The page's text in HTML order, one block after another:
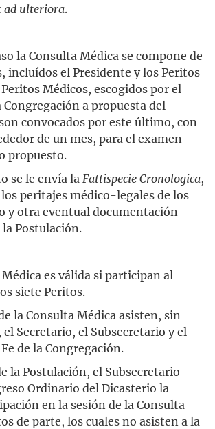
ad ulteriora.
la Consulta Médica se compone de
incluídos el Presidente y los Peritos
Médicos, escogidos por el
Congregación a propuesta del
convocados por este último, con
de un mes, para el examen
propuesto.
se le envía la Fattispecie Cronologica,
los peritajes médico-legales de los
y otra eventual documentación
Postulación.
Médica es válida si participan al
siete Peritos.
la Consulta Médica asisten, sin
Secretario, el Subsecretario y el
de la Congregación.
la Postulación, el Subsecretario
Ordinario del Dicasterio la
en la sesión de la Consulta
de parte, los cuales no asisten a la